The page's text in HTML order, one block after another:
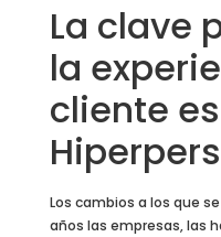
La clave
la
cliente
Los cambios a los que
años las empresas, las